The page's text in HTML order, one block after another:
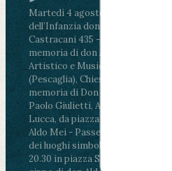
Martedì 4 agosto2026
ore 11:30
dell’Infanzia don Aldo Mei -
Castracani 435 - Inaugurazione
memoria di don Aldo Mei curato
Artistico e Musicale “Passaglia”
(Pescaglia), Chiesa parrocchiale
memoria di Don Aldo Mei
Paolo Giulietti, Arcivescovo di
Lucca, da piazza San Michele al
Aldo Mei - Passeggiata della
dei luoghi simbolo della città.
20.30 in piazza San Michele con